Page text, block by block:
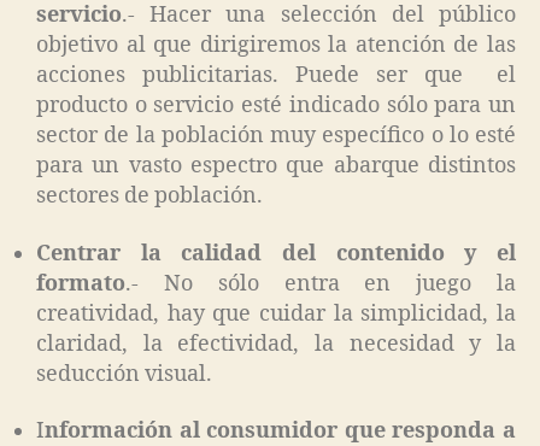
servicio.- Hacer una selección del público
objetivo al que dirigiremos la atención de las
acciones publicitarias. Puede ser que el
producto o servicio esté indicado sólo para un
sector de la población muy específico o lo esté
para un vasto espectro que abarque distintos
sectores de población.
Centrar la calidad del contenido y el
formato.- No sólo entra en juego la
creatividad, hay que cuidar la simplicidad, la
claridad, la efectividad, la necesidad y la
seducción visual.
Información al consumidor que responda a